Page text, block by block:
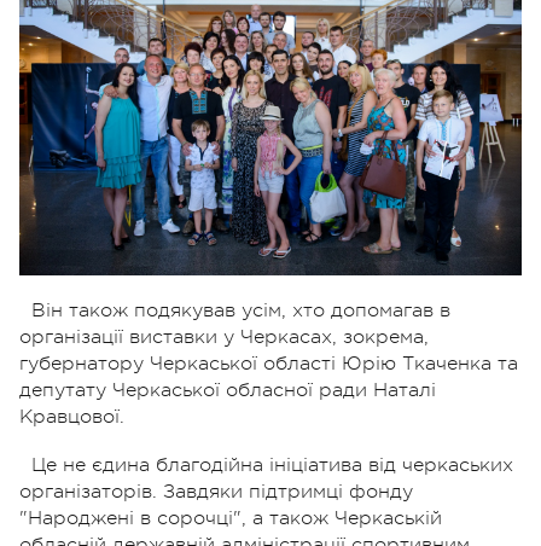
Він також подякував усім, хто допомагав в
організації виставки у Черкасах, зокрема,
губернатору Черкаської області Юрію Ткаченка та
депутату Черкаської обласної ради Наталі
Кравцової.
Це не єдина благодійна ініціатива від черкаських
організаторів. Завдяки підтримці фонду
"Народжені в сорочці", а також Черкаській